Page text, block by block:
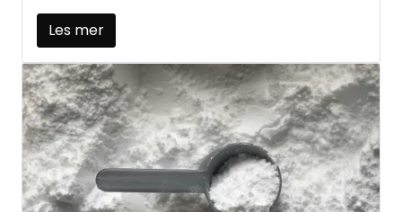
arbeidsprosesser for oss.​
Les mer